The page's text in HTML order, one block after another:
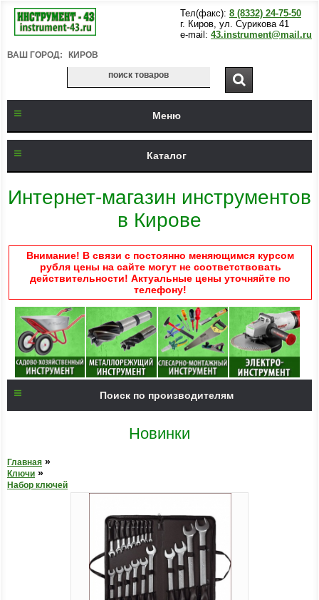
Тел(факс): 8 (8332) 24-75-50
г. Киров, ул. Сурикова 41
e-mail: 43.instrument@mail.ru
ВАШ ГОРОД: КИРОВ
Меню
Каталог
Интернет-магазин инструментов
в Кирове
Внимание! В связи с постоянно меняющимся курсом
рубля цены на сайте могут не соответствовать
действительности! Актуальные цены уточняйте по
телефону!
Поиск по производителям
Новинки
Главная »
Ключи »
Набор ключей